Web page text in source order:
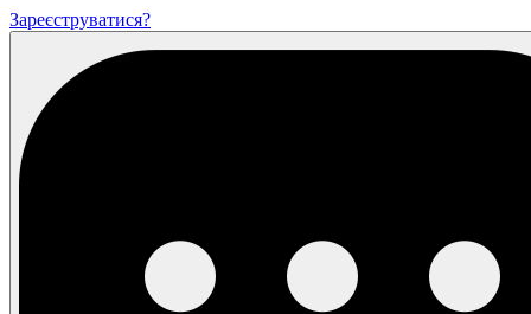
Зареєструватися?